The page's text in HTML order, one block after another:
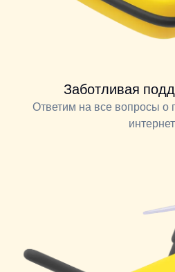
Заботливая
Ответим на все вопросы о